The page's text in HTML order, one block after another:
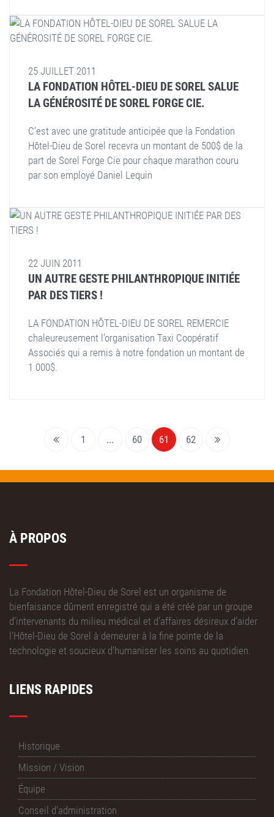
25 JUILLET 2011
LA FONDATION HÔTEL-DIEU DE SOREL SALUE
LA GÉNÉROSITÉ DE SOREL FORGE CIE.
C’est avec une gratitude anticipée que la Fondation
Hôtel-Dieu de Sorel recevra un montant de 500$ de la
part de Sorel Forge Cie pour chaque marathon couru
par son employé Daniel Lequin
22 JUIN 2011
UN AUTRE GESTE PHILANTHROPIQUE INITIÉE
PAR DES TIERS !
LA FONDATION HÔTEL-DIEU DE SOREL REMERCIE
chaleureusement l’organisation Taxi Coopératif
Associés qui a remis à notre fondation un montant de
1 000$.
1 ... 60 61 62
À PROPOS
La Fondation Hôtel-Dieu de Sorel est un organisme de
bienfaisance dûment enregistré qui a été créé par un groupe
d’intervenants du milieu médical et d’affaires désireux d’aider
l’Hôtel-Dieu de Sorel à demeurer à la fine pointe de la
technologie et soucieux d’humaniser les soins au quotidien.
LIENS RAPIDES
Historique
Mission / Vision
Équipe
Conseil d'administration